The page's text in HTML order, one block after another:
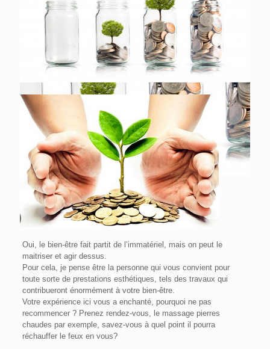
Oui, le bien-être fait partit de l’immatériel, mais on peut le
maitriser et agir dessus.
Pour cela, je pense être la personne qui vous convient pour
toute sorte de prestations esthétiques, tels des travaux qui
contribueront énormément à votre bien-être.
Votre expérience ici vous a enchanté, pourquoi ne pas
recommencer ? Prenez rendez-vous, le massage pierres
chaudes par exemple, savez-vous à quel point il pourra
réchauffer le feux en vous?